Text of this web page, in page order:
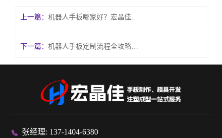
上一篇： 机器人手板哪家好？宏晶佳定制化制作，精度达标效率高
下一篇： 机器人手板定制流程全攻略，宏晶佳经验教你避坑省成本
张经理: 137-1404-6380